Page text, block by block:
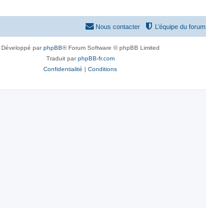
L’équipe du forum
Nous contacter
Développé parphpBB® Forum Software © phpBB Limited
Traduit parphpBB-fr.com
Confidentialité | Conditions